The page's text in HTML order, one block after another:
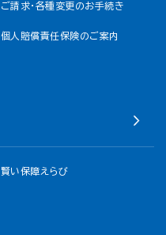
ご請求・各種変更のお手続き
個人賠償責任保険のご案内
賢い保障えらび